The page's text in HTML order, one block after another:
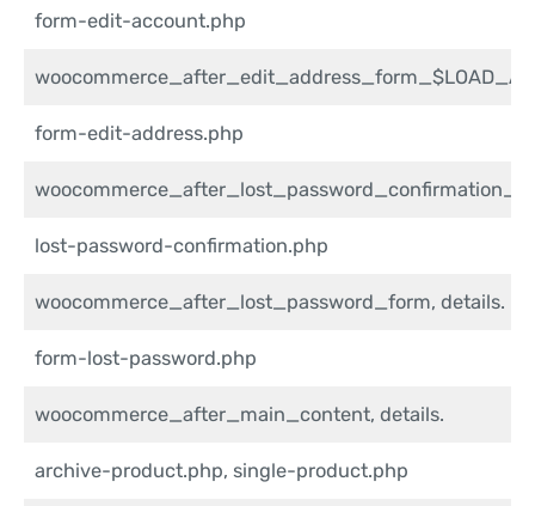
form-edit-account.php
form-edit-address.php
lost-password-confirmation.php
woocommerce_after_lost_password_form, details.
form-lost-password.php
woocommerce_after_main_content, details.
archive-product.php, single-product.php